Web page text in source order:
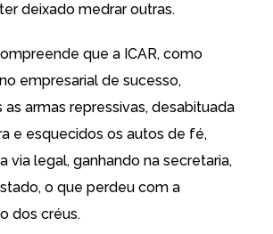
deixado medrar outras.
que a ICAR, como
empresarial de sucesso,
as armas repressivas, desabituada
e esquecidos os autos de fé,
via legal, ganhando na secretaria,
o que perdeu com a
dos créus.